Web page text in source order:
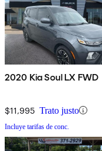
2020 Kia Soul LX FWD
$11,995 Trato justo
Incluye tarifas de conc.